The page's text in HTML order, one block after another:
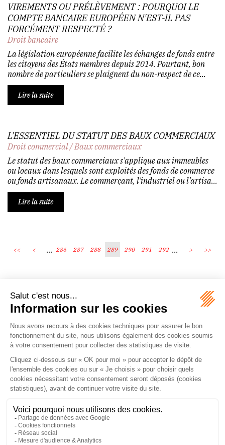
VIREMENTS OU PRÉLÈVEMENT : POURQUOI LE
COMPTE BANCAIRE EUROPÉEN N'EST-IL PAS
FORCÉMENT RESPECTÉ ?
Droit bancaire
La législation européenne facilite les échanges de fonds entre
les citoyens des États membres depuis 2014. Pourtant, bon
nombre de particuliers se plaignent du non-respect de ce...
Lire la suite
L'ESSENTIEL DU STATUT DES BAUX COMMERCIAUX
Droit commercial/Baux commerciaux
Le statut des baux commerciaux s'applique aux immeubles
ou locaux dans lesquels sont exploités des fonds de commerce
ou fonds artisanaux. Le commerçant, l'industriel ou l'artisa...
Lire la suite
<< < ... 286 287 288 289 290 291 292 ... > >>
Écosystème
Carrières
Honoraires
Contacts
Mentions légales
Plan du site
Espace client